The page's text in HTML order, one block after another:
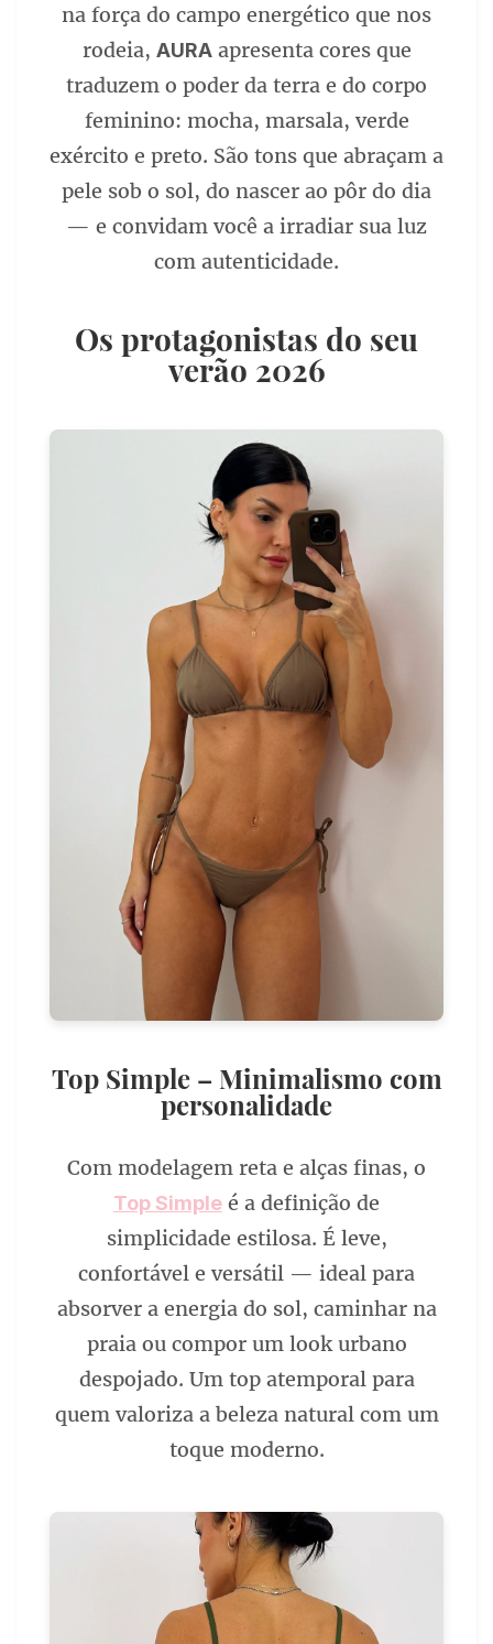
na força do campo energético que nos
rodeia, AURAapresenta cores que
traduzem o poder da terra e do corpo
feminino: mocha, marsala, verde
exército e preto. São tons que abraçam a
pele sob o sol, do nascer ao pôr do dia
— e convidam você a irradiar sua luz
com autenticidade.
Os protagonistas do seu
verão 2026
Top Simple – Minimalismo com
personalidade
Com modelagem reta e alças finas, o
Top Simple é a definição de
simplicidade estilosa. É leve,
confortável e versátil — ideal para
absorver a energia do sol, caminhar na
praia ou compor um look urbano
despojado. Um top atemporal para
quem valoriza a beleza natural com um
toque moderno.